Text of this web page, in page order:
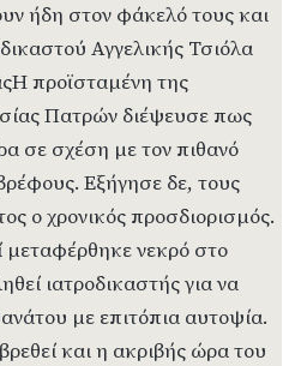
ήδη στον φάκελό τους και
Αγγελικής Τσιόλα
προϊσταμένη της
Πατρών διέψευσε πως
σε σχέση με τον πιθανό
Εξήγησε δε, τους
ο χρονικός προσδιορισμός.
μεταφέρθηκε νεκρό στο
ιατροδικαστής για να
με επιτόπια αυτοψία.
και η ακριβής ώρα του